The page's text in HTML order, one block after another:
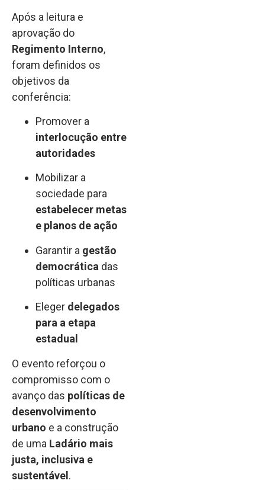
Após a leitura e
aprovação do
Regimento Interno,
foram definidos os
objetivos da
conferência:
Promover a
interlocução entre
autoridades
Mobilizar a
sociedade para
estabelecer metas
e planos de ação
Garantir a gestão
democrática das
políticas urbanas
Eleger delegados
para a etapa
estadual
O evento reforçou o
compromisso com o
avanço das políticas de
desenvolvimento
urbano e a construção
de uma Ladário mais
justa, inclusiva e
sustentável.